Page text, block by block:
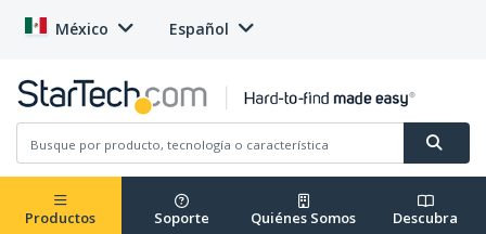
México Español
Productos Soporte Quiénes Somos Descubra